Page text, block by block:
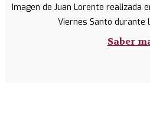
Imagen de Juan Lorente realizada
Viernes Santo durante
Saber